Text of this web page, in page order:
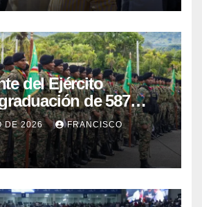
del Ejército
de 587
en el
Militar “16 de
DE 2026 FRANCISCO